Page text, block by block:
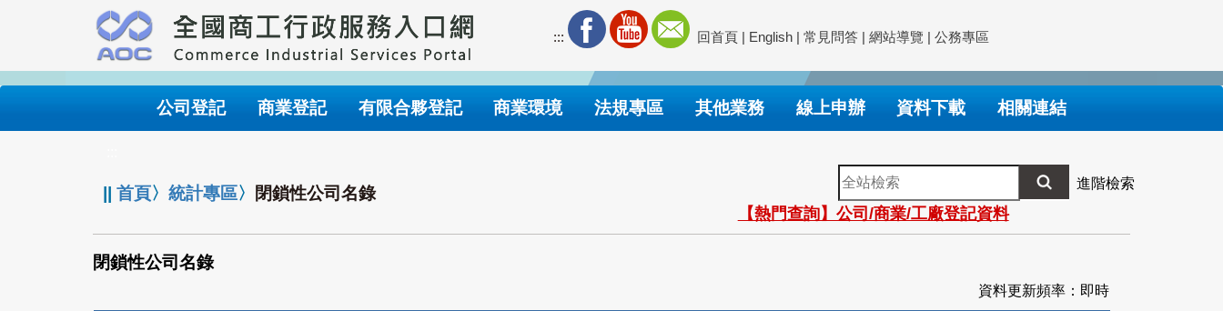
要
內
::: 回首頁 | English | 常見問答 | 網站導覽 | 公務專區
公司登記 商業登記 有限合夥登記 商業環境 法規專區 其他業務 線上申辦 資料下載 相關連結
||首頁〉統計專區〉 閉鎖性公司名錄
全
站
檢
索
進階檢索
【熱門查詢】公司/商業/工廠登記資料
閉鎖性公司名錄
資料更新頻率：即時